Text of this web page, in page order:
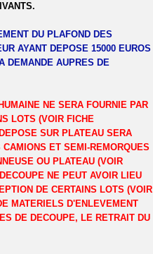
DU PLAFOND DES
AYANT DEPOSE 15000 EUROS
DEMANDE AUPRES DE
NE SERA FOURNIE PAR
LOTS (VOIR FICHE
SUR PLATEAU SERA
ET SEMI-REMORQUES
OU PLATEAU (VOIR
NE PEUT AVOIR LIEU
DE CERTAINS LOTS (VOIR
MATERIELS D'ENLEVEMENT
DE DECOUPE, LE RETRAIT DU